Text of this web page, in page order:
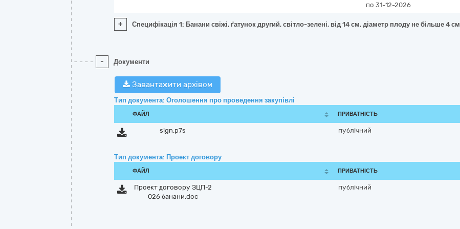
по 31-12-2026
+ Специфікація 1: Банани свіжі, ґатунок другий, світло-зелені, від 14 см, діаметр плоду не більше 4 см
- Документи
Завантажити архівом
Тип документа: Оголошення про проведення закупівлі
ФАЙЛ ПРИВАТНІСТЬ
sign.p7s публічний
Тип документа: Проект договору
ФАЙЛ ПРИВАТНІСТЬ
Проект договору ЗЦП-2
026 банани.doc
публічний